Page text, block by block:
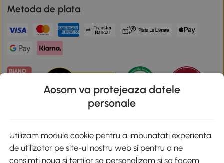
Metoda de plata
Descarca aplicatia Aosom
Google Play
Aosom va protejeaza datele
personale
Utilizam module cookie pentru a imbunatati experienta
de utilizator pe site-ul nostru web si pentru a ne
consimti noua si tertilor sa personalizam si sa facem